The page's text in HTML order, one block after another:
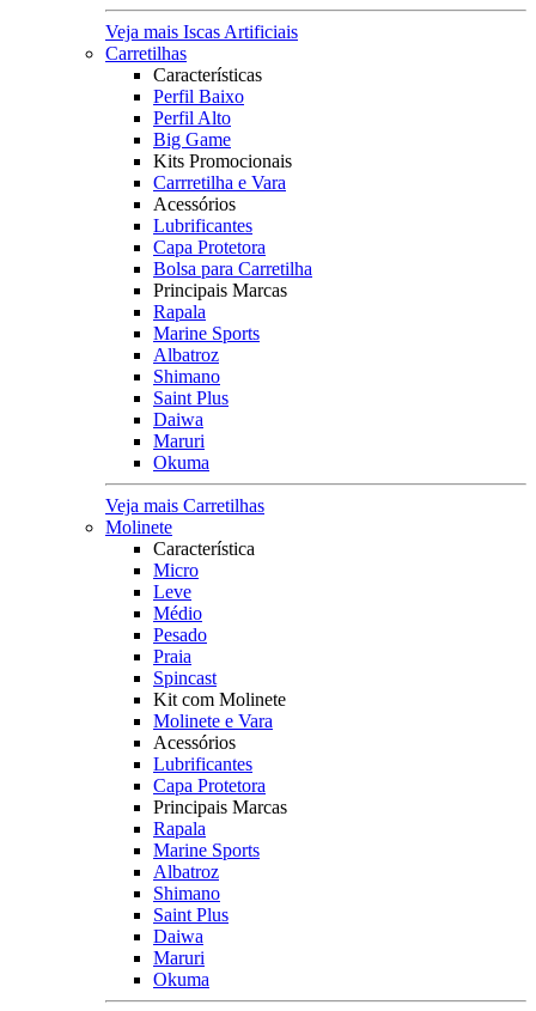
Veja mais Iscas Artificiais
Carretilhas
Características
Perfil Baixo
Perfil Alto
Big Game
Kits Promocionais
Carrretilha e Vara
Acessórios
Lubrificantes
Capa Protetora
Bolsa para Carretilha
Principais Marcas
Rapala
Marine Sports
Albatroz
Shimano
Saint Plus
Daiwa
Maruri
Okuma
Veja mais Carretilhas
Molinete
Característica
Micro
Leve
Médio
Pesado
Praia
Spincast
Kit com Molinete
Molinete e Vara
Acessórios
Lubrificantes
Capa Protetora
Principais Marcas
Rapala
Marine Sports
Albatroz
Shimano
Saint Plus
Daiwa
Maruri
Okuma